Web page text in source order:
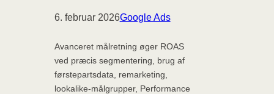
6. februar 2026Google Ads
Avanceret målretning øger ROAS
ved præcis segmentering, brug af
førstepartsdata, remarketing,
lookalike-målgrupper, Performance